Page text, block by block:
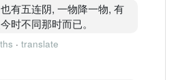
有五连阴, 一物降一物, 有
时不同那时而已。
· translate